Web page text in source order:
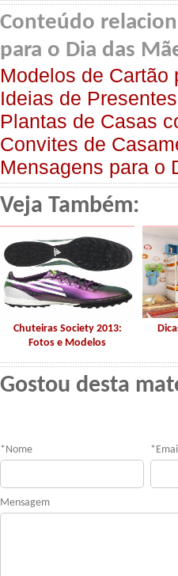
Conteúdo
para o Dia das
Modelos de Cartão
Ideias de
Plantas de Casas
Convites de
Mensagens para o
Veja Também:
Chuteiras Society 2013:
Fotos e Modelos
Gostou desta
* Nome *
Mensagem